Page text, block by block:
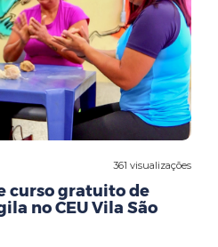
361 visualizações
curso gratuito de
no CEU Vila São